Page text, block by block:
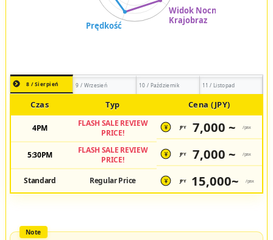
8 / Sierpień 9 / Wrzesień 10 / Październik 11 / Listopad
Czas Typ Cena (JPY)
4PM
FLASH SALE REVIEW
PRICE!
¥ JPY 7,000 ~ /pax
5:30PM
FLASH SALE REVIEW
PRICE!
¥ JPY 7,000 ~ /pax
Standard Regular Price ¥ JPY 15,000~ /pax